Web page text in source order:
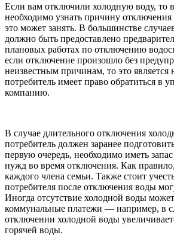
Если вам отключили холодную воду, то
необходимо узнать причину отключения
это может занять. В большинстве
должно быть предоставлено
плановых работах по отключению
если отключение произошло без
неизвестным причинам, то это является
потребитель имеет право обратиться в
компанию.
В случае длительного отключения
потребитель должен заранее
первую очередь, необходимо иметь
нужд во время отключения. Как
каждого члена семьи. Также стоит
потребителя после отключения воды
Иногда отсутствие холодной воды
коммунальные платежи — например, в
отключении холодной воды
горячей воды.